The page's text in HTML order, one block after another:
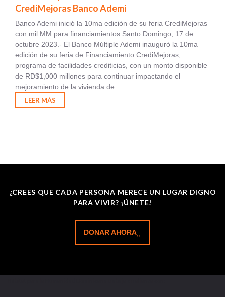
CrediMejoras Banco Ademi
Banco Ademi inició la 10ma edición de su feria CrediMejoras
con mil MM para financiamientos Santo Domingo, 17 de
octubre 2023.- El Banco Múltiple Ademi inauguró la 10ma
edición de su feria de Financiamiento CrediMejoras,
programa de facilidades crediticias, con un monto disponible
de RD$1,000 millones para continuar impactando el
mejoramiento de la vivienda de
LEER MÁS
¿CREES QUE CADA PERSONA MERECE UN LUGAR DIGNO
PARA VIVIR? ¡ÚNETE!
DONAR AHORA